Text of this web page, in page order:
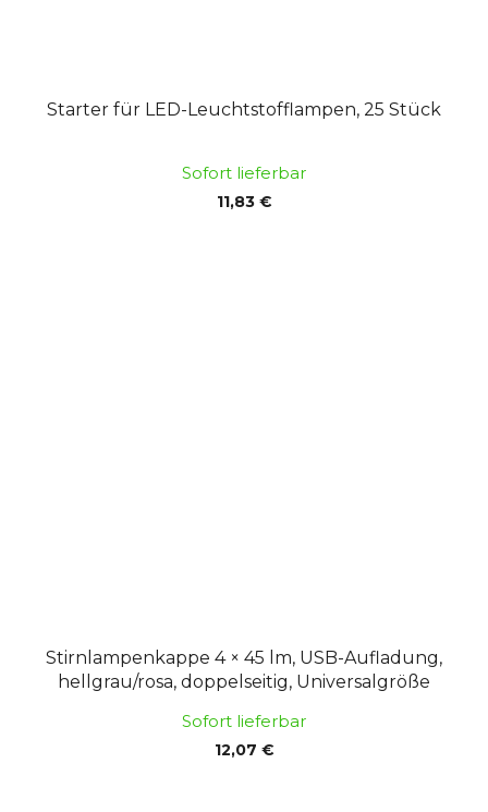
Starter für LED-Leuchtstofflampen, 25 Stück
Sofort lieferbar
11,83 €
Stirnlampenkappe 4 × 45 lm, USB-Aufladung,
hellgrau/rosa, doppelseitig, Universalgröße
Sofort lieferbar
12,07 €